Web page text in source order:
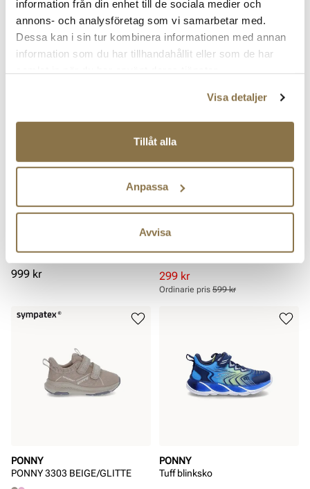
information från din enhet till de sociala medier och
annons- och analysföretag som vi samarbetar med.
Dessa kan i sin tur kombinera informationen med annan
information som du har tillhandahållit eller som de har
Visa detaljer
Tillåt alla
Anpassa
Avvisa
Pris
799 kr Pris
199 kr
Pris
999 kr
PONNY 3214 NAVY
Rabatterat
pris
299 kr
Ordinarie
pris
Ordinarie pris 599 kr
PONNY
PONNY 3303 BEIGE/GLITTE
PONNY
Tuff blinksko